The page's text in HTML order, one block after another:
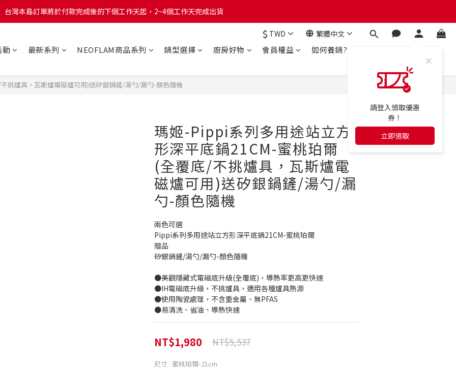
台灣本島訂單將於付款完成後的下個工作天起，2~4個工作天完成出貨
台灣本島訂單將於付款完成後的下個工作天起，2~4個工作天完成出貨
台灣本島訂單將於付款完成後的下個工作天起，2~4個工作天完成出貨
$ TWD 繁體中文
請登入領取優惠
券！
立即領取
動 最新系列 NEOFLAM商品系列 鍋型選擇 廚房好物 會員權益 如何養鍋?
挑爐具，瓦斯爐電磁爐可用)送矽銀鍋鏟/湯勺/漏勺-顏色隨機
瑪姬-Pippi系列多用途站立方
形深平底鍋21CM-蜜桃珀爾
(全覆底/不挑爐具，瓦斯爐電
磁爐可用)送矽銀鍋鏟/湯勺/漏
勺-顏色隨機
兩色可選
Pippi系列多用途站立方形深平底鍋21CM-蜜桃珀爾
贈品
矽銀鍋鏟/湯勺/漏勺-顏色隨機
●美觀隱藏式電磁底升級(全覆底)，導熱率更高更快速
●IH電磁底升級，不挑爐具，適用各種爐具熱源
●使用陶瓷處理，不含重金屬、無PFAS
●易清洗、省油、導熱快速
NT$1,980 NT$5,537
尺寸 : 蜜桃珀爾-21cm